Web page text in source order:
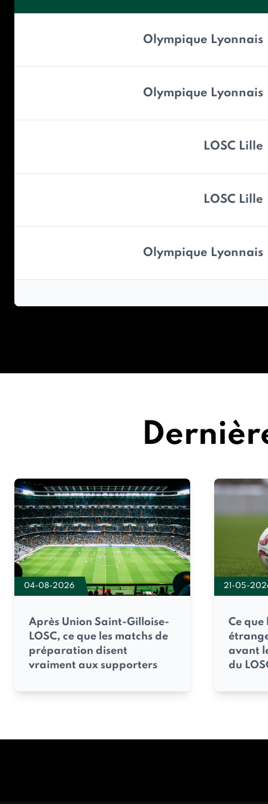
Olympique Lyonnais
Olympique Lyonnais
LOSC Lille
LOSC Lille
Olympique Lyonnais
04-08-2026
Après Union Saint-Gilloise-
LOSC, ce que les matchs de
préparation disent
vraiment aux supporters
21-05-
Ce que
avant
du